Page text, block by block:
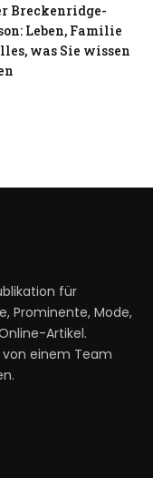
Breckenridge-
Leben, Familie
was Sie wissen
für
Prominente, Mode,
Artikel.
einem Team